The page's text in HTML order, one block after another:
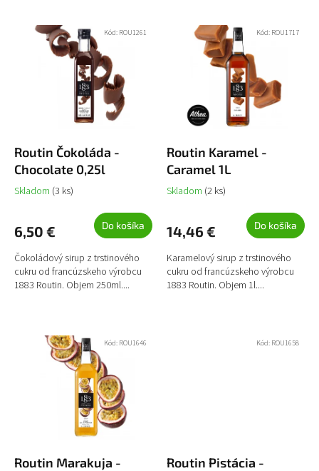
o
v
Najpredávanejšie
Abecedne
u
k
o
Routin Čokoláda -
Chocolate 0,25l
Skladom (3 ks)
6,50 € Do košíka
Čokoládový sirup z trstinového
cukru od francúzskeho výrobcu
1883 Routin. Objem 250ml....
Kód: ROU1261
Routin Karamel -
Caramel 1L
Skladom (2 ks)
14,46 € Do košíka
Karamelový sirup z trstinového
cukru od francúzskeho výrobcu
1883 Routin. Objem 1l....
Kód: ROU1717
Routin Marakuja -
Kód: ROU1646
Routin Pistácia -
Kód: ROU1658